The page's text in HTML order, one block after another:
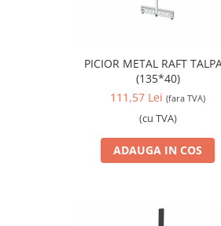
PICIOR METAL RAFT TALPA T
(135*40)
111,57 Lei (fara TVA)
(cu TVA)
ADAUGA IN COS